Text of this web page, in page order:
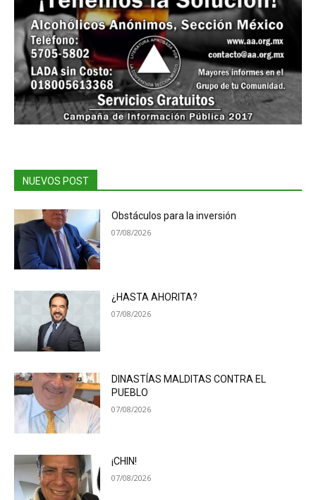
NUEVOS POST
Obstáculos para la inversión
07/08/2026
¿HASTA AHORITA?
07/08/2026
DINASTÍAS MALDITAS CONTRA EL
PUEBLO
07/08/2026
¡CHIN!
07/08/2026